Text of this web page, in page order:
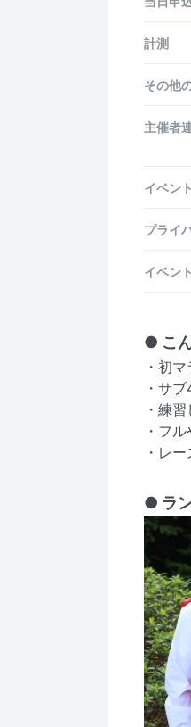
計測
その他
主催者
イベン
プライ
イベン
● こ
・初
・サ
・練
・フ
・レ
● ラ